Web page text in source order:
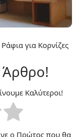
για Κορνίζες
Καλύτεροι!
ο Πρώτος που θα